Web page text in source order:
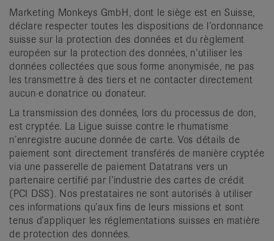
Marketing Monkeys GmbH, dont le siège est en Suisse,
déclare respecter toutes les dispositions de l’ordonnance
suisse sur la protection des données et du règlement
européen sur la protection des données, n’utiliser les
données collectées que sous forme anonymisée, ne pas
les transmettre à des tiers et ne contacter directement
aucun·e donatrice ou donateur.
La transmission des données, lors du processus de don,
est cryptée. La Ligue suisse contre le rhumatisme
n’enregistre aucune donnée de carte. Vos détails de
paiement sont directement transférés de manière cryptée
via une passerelle de paiement Datatrans vers un
partenaire certifié par l’industrie des cartes de crédit
(PCI DSS). Nos prestataires ne sont autorisés à utiliser
ces informations qu’aux fins de leurs missions et sont
tenus d’appliquer les réglementations suisses en matière
de protection des données.